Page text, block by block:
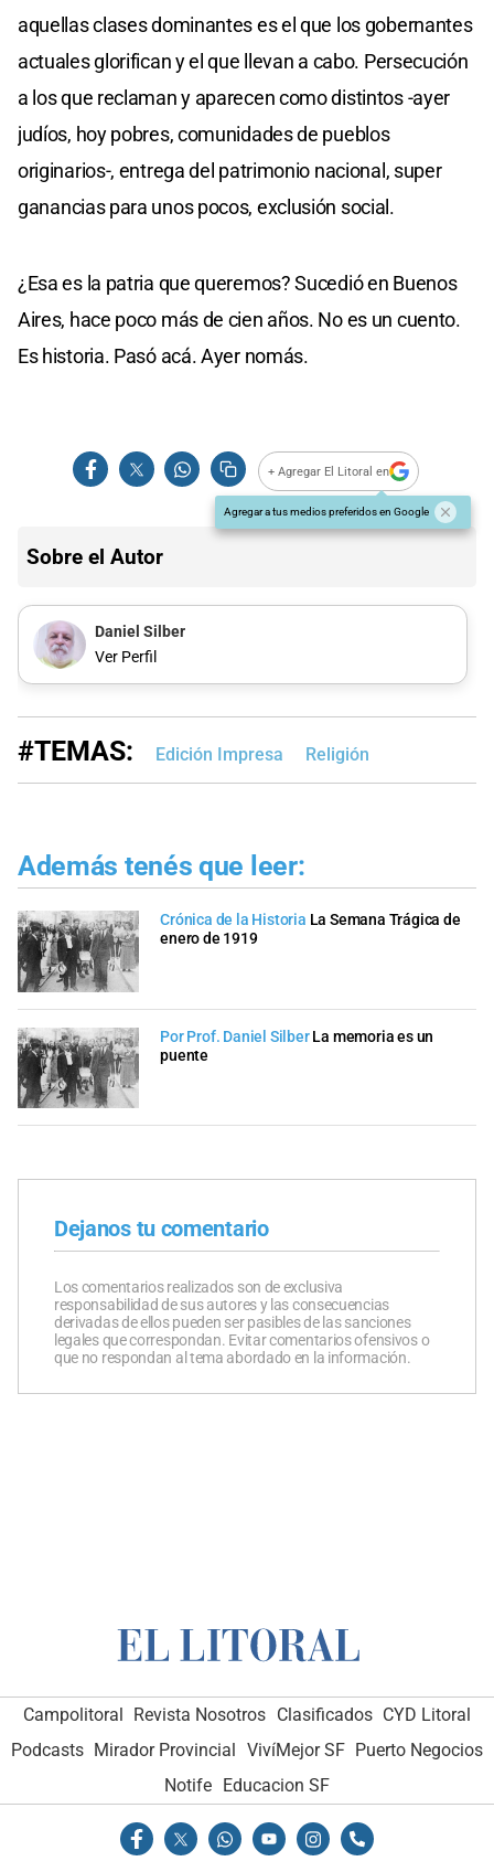
aquellas clases dominantes es el que los gobernantes
actuales glorifican y el que llevan a cabo. Persecución
a los que reclaman y aparecen como distintos -ayer
judíos, hoy pobres, comunidades de pueblos
originarios-, entrega del patrimonio nacional, super
ganancias para unos pocos, exclusión social.
¿Esa es la patria que queremos? Sucedió en Buenos
Aires, hace poco más de cien años. No es un cuento.
Es historia. Pasó acá. Ayer nomás.
+ Agregar El Litoral en
Agregar a tus medios preferidos en Google
Sobre el Autor
Daniel Silber
Ver Perfil
#TEMAS: Edición Impresa Religión
Además tenés que leer:
Crónica de la Historia La Semana Trágica de
enero de 1919
Por Prof. Daniel Silber La memoria es un
puente
Dejanos tu comentario
Los comentarios realizados son de exclusiva
responsabilidad de sus autores y las consecuencias
derivadas de ellos pueden ser pasibles de las sanciones
legales que correspondan. Evitar comentarios ofensivos o
que no respondan al tema abordado en la información.
Campolitoral Revista Nosotros Clasificados CYD Litoral
Podcasts Mirador Provincial VivíMejor SF Puerto Negocios
Notife Educacion SF